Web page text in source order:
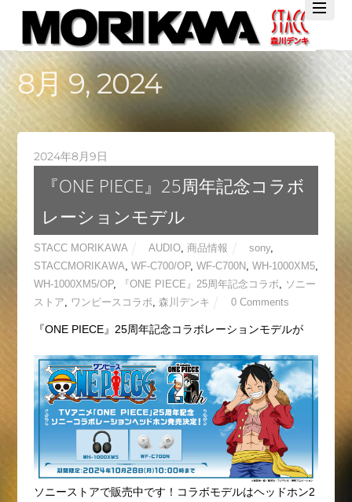
TwitterFacebook
YouTube
8月 9, 2024
2024年8月9日
『ONE PIECE』25周年記念コラボ
レーションモデル
STACC MORIKAWA AUDIO, 商品情報 sony,
STACCMORIKAWA WF-C700/OP, WF-C700N, WH-1000XM5,
WH-1000XM5/OP, 『ONE PIECE』25周年記念コラボ
ソニー
ストア
ワンピースコラボ 森川デンキ 0 Comments
『ONE PIECE』25周年記念コラボレーションモデルが
ソニーストアで販売中です！コラボモデルはヘッドホン2